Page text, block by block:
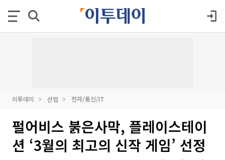
이투데이 산업 전자/통신/IT
펄어비스 붉은사막, 플레이스테이
션 ‘3월의 최고의 신작 게임’ 선정